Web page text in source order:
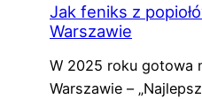
Jak feniks z
Warszawie
W 2025 roku gotowa
Warszawie –